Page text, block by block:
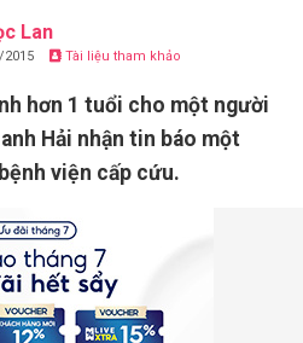
Lan
2015 Tài liệu tham khảo
hơn 1 tuổi cho một người
Hải nhận tin báo một
viện cấp cứu.